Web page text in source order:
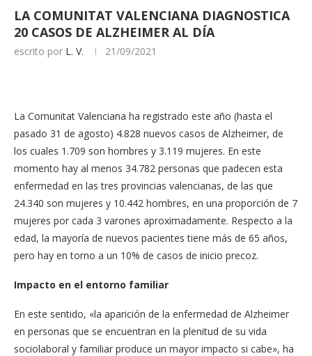
LA COMUNITAT VALENCIANA DIAGNOSTICA
20 CASOS DE ALZHEIMER AL DÍA
escrito por L. V. 21/09/2021
La Comunitat Valenciana ha registrado este año (hasta el
pasado 31 de agosto) 4.828 nuevos casos de Alzheimer, de
los cuales 1.709 son hombres y 3.119 mujeres. En este
momento hay al menos 34.782 personas que padecen esta
enfermedad en las tres provincias valencianas, de las que
24.340 son mujeres y 10.442 hombres, en una proporción de 7
mujeres por cada 3 varones aproximadamente. Respecto a la
edad, la mayoría de nuevos pacientes tiene más de 65 años,
pero hay en torno a un 10% de casos de inicio precoz.
Impacto en el entorno familiar
En este sentido, «la aparición de la enfermedad de Alzheimer
en personas que se encuentran en la plenitud de su vida
sociolaboral y familiar produce un mayor impacto si cabe», ha